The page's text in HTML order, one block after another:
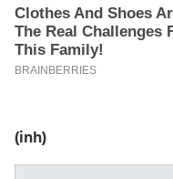
(inh)